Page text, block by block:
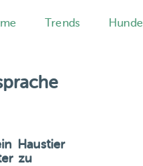
Trends Hunde
Haustier
zu